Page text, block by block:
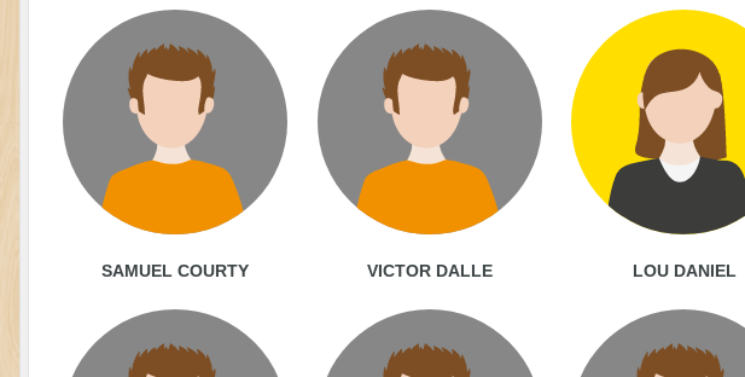
SAMUEL COURTY VICTOR DALLE LOU DANIEL